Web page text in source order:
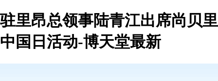
驻里昂总领事陆青江出席尚贝里
中国日活动-博天堂最新